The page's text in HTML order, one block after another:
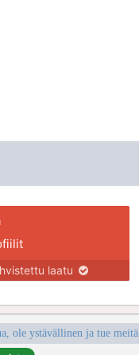
laatu
ole ystävällinen ja tue meitä